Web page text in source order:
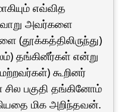
எவ்வித
அவர்களை
(தூக்கத்திலிருந்து)
தங்கினீர்கள் என்று
கூறினர்
சில பகுதி தங்கினோம்
மிக அறிந்தவன்.